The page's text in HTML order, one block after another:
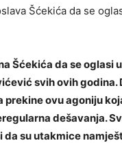
Šćekića da se
Šćekića da se oglasi
svih ovih godina.
prekine ovu agoniju
dešavanja.
da su utakmice